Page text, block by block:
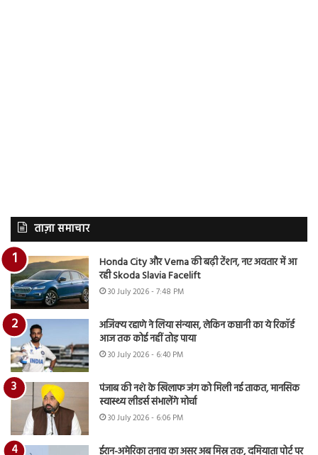
ताज़ा समाचार
Honda City और Verna की बढ़ी टेंशन, नए अवतार में आ
रही Skoda Slavia Facelift
30 July 2026 - 7:48 PM
अजिंक्य रहाणे ने लिया संन्यास, लेकिन कप्तानी का ये रिकॉर्ड
आज तक कोई नहीं तोड़ पाया
30 July 2026 - 6:40 PM
पंजाब की नशे के खिलाफ जंग को मिली नई ताकत, मानसिक
स्वास्थ्य लीडर्स संभालेंगे मोर्चा
30 July 2026 - 6:06 PM